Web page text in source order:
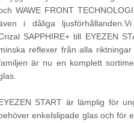
WAWE FRONT
i dåliga
SAPPHIRE+ till EYEZEN
reflexer från alla
är nu en komplett
START är lämplig för
enkelslipade glas och för